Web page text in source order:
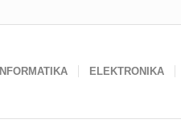
INFORMATIKA ELEKTRONIKA